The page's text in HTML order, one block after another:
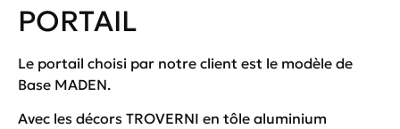
PORTAIL
Le portail choisi par notre client est le modèle de
Base MADEN.
Avec les décors TROVERNI en tôle aluminium